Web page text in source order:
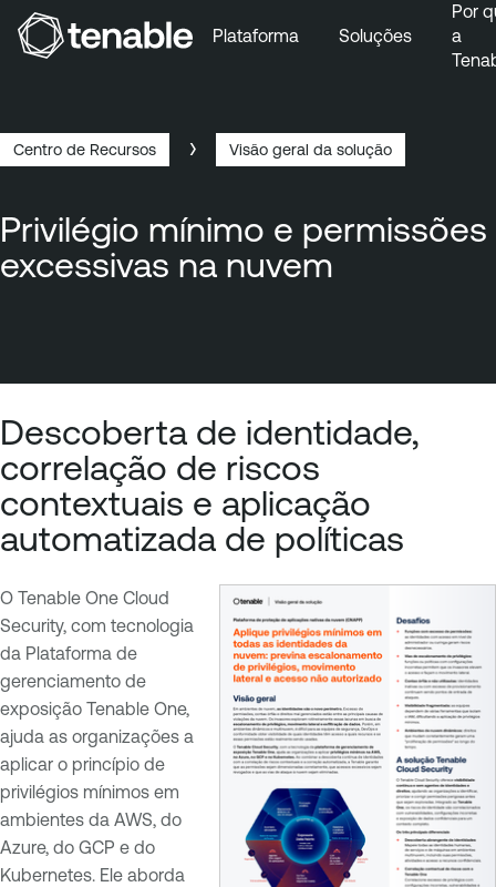
Ir para o fim
Plataforma Soluções
Por
a
Navegação
estrutural
Centro de Recursos Visão geral da solução
Privilégio mínimo e permissões
excessivas na nuvem
Descoberta de identidade,
correlação de riscos
contextuais e aplicação
automatizada de políticas
O Tenable One Cloud
Security, com tecnologia
da Plataforma de
gerenciamento de
exposição Tenable One,
ajuda as organizações a
aplicar o princípio de
privilégios mínimos em
ambientes da AWS, do
Azure, do GCP e do
Kubernetes. Ele aborda